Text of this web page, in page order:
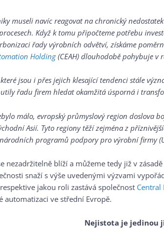
museli navíc reagovat na chronický
Když k tomu připočteme potřebu
řady výrobních odvětví, získáme
Holding(CEAH) dlouhodobě pohybuje v
jsou i přes jejich klesající tendenci stále
řadu firem hledat okamžitá úsporná i
málo, evropský průmyslový region doslova
Asií. Tyto regiony těží zejména z
programů podpory pro výrobní firmy
nezadržitelně blíží a můžeme tedy již v
snaží s výše uvedenými výzvami
jakou roli zastává společnost
automatizaci ve střední Evropě.
Nejistota je jedinou